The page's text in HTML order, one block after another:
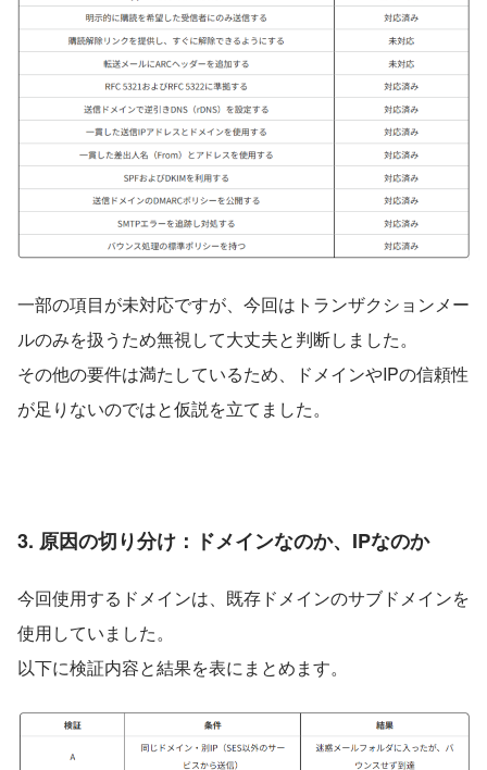
一部の項目が未対応ですが、今回はトランザクションメー
ルのみを扱うため無視して大丈夫と判断しました。
その他の要件は満たしているため、ドメインやIPの信頼性
が足りないのではと仮説を立てました。
3. 原因の切り分け：ドメインなのか、IPなのか
今回使用するドメインは、既存ドメインのサブドメインを
使用していました。
以下に検証内容と結果を表にまとめます。